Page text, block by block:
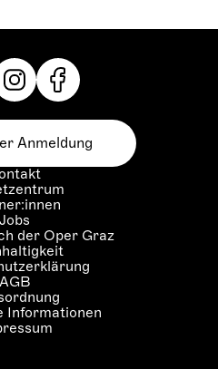
Jobs
der Oper Graz
AGB
Informationen
Anmeldung